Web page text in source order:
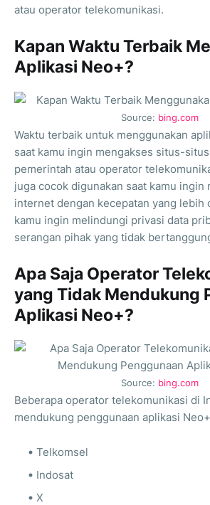
atau operator telekomunikasi.
Kapan Waktu Terbaik
Aplikasi Neo+?
Source: bing.com
Waktu terbaik untuk menggunakan
saat kamu ingin mengakses situs-
pemerintah atau operator
juga cocok digunakan saat kamu ingin
internet dengan kecepatan yang lebih
kamu ingin melindungi privasi data
serangan pihak yang tidak
Apa Saja Operator
yang Tidak Mendukung
Aplikasi Neo+?
Source: bing.com
Beberapa operator telekomunikasi di
mendukung penggunaan aplikasi
Telkomsel
Indosat
X